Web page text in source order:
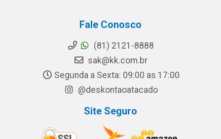
Fale Conosco
(81) 2121-8888
sak@kk.com.br
Segunda a Sexta: 09:00 as 17:00
@deskontaoatacado
Site Seguro